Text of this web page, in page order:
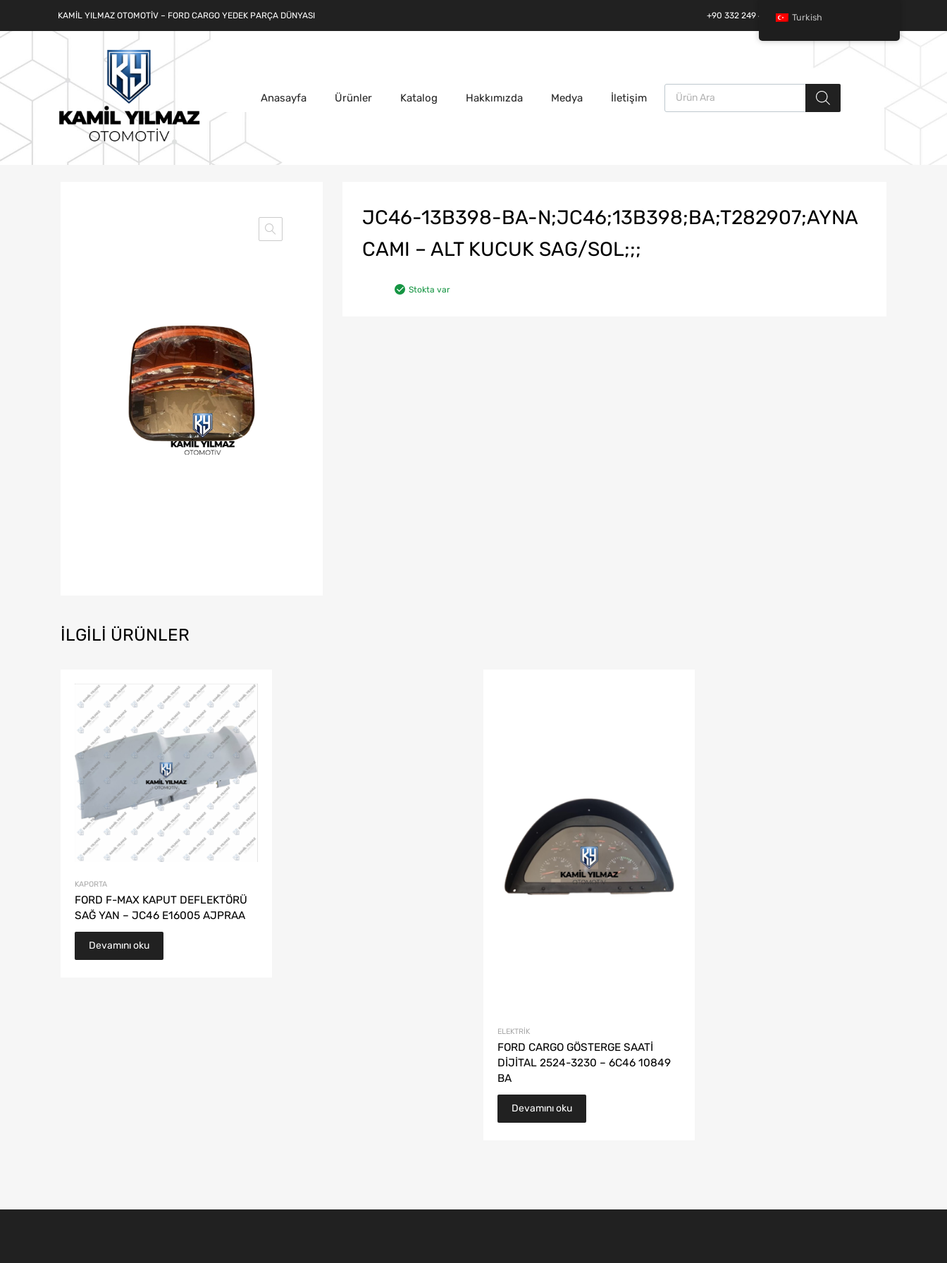
KAMIL YILMAZ OTOMOTIV – FORD CARGO YEDEK PARÇA DÜNYASI +90 332 249 49 01 | +90 532 685 32 42
Anasayfa Ürünler Katalog Hakkımızda Medya İletişim
Ürün arama
JC46-13B398-BA-N;JC46;13B398;BA;T282907;AYNA
CAMI – ALT KUCUK SAG/SOL;;;
Stokta var
İLGILI ÜRÜNLER
KAPORTA
FORD F-MAX KAPUT DEFLEKTÖRÜ
SAĞ YAN – JC46 E16005 AJPRAA
Devamını oku
ELEKTRIK
FORD CARGO GÖSTERGE SAATİ
DİJİTAL 2524-3230 – 6C46 10849
BA
Devamını oku
Turkish